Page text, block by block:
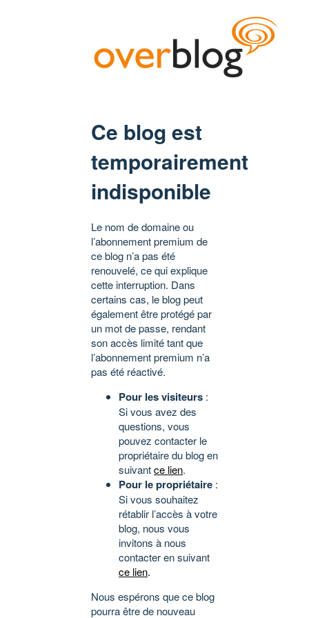
Ce blog est
temporairement
indisponible
Le nom de domaine ou
l’abonnement premium de
ce blog n’a pas été
renouvelé, ce qui explique
cette interruption. Dans
certains cas, le blog peut
également être protégé par
un mot de passe, rendant
son accès limité tant que
l’abonnement premium n’a
pas été réactivé.
Pour les visiteurs :
Si vous avez des
questions, vous
pouvez contacter le
propriétaire du blog en
suivantce lien.
Pour le propriétaire :
Si vous souhaitez
rétablir l’accès à votre
blog, nous vous
invitons à nous
contacter en suivant
ce lien.
Nous espérons que ce blog
pourra être de nouveau